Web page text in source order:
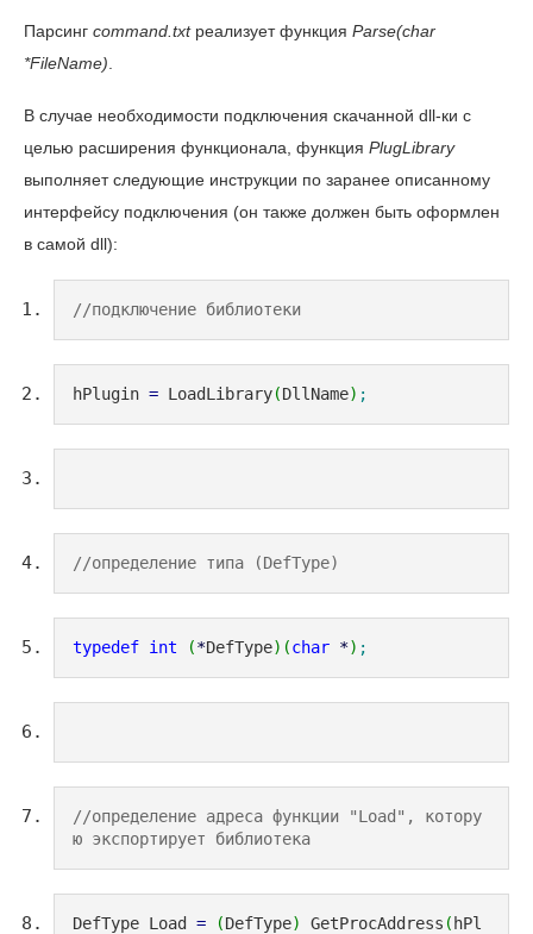
Парсинг command.txtреализует функция Parse(char
*FileName)
В случае необходимости подключения скачанной dll-ки с
целью расширения функционала, функция PlugLibrary
выполняет следующие инструкции по заранее описанному
интерфейсу подключения (он также должен быть оформлен
в самой dll):
//подключение библиотеки
hPlugin = LoadLibrary(DllName) ;
//определение типа (DefType)
typedef int (*DefType) (char *) ;
//определение адреса функции "Load", котору
ю экспортирует библиотека
DefType Load = (DefType) GetProcAddress ( hPl